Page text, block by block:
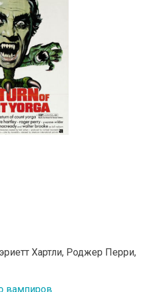
Хартли, Роджер Перри,
вампиров